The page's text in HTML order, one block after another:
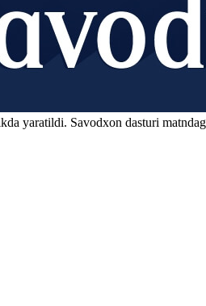
yaratildi. Savodxon dasturi